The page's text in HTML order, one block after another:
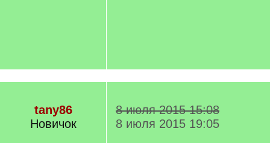
tany86
Новичок
8 июля 2015 15:08
8 июля 2015 19:05